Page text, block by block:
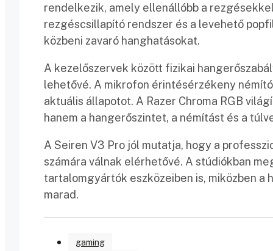
rendelkezik, amely ellenállóbb a
rezgéscsillapító rendszer és a levehető
közbeni zavaró hanghatásokat.
A kezelőszervek között fizikai
lehetővé. A mikrofon érintésérzékeny
aktuális állapotot. A Razer Chroma RGB
hanem a hangerőszintet, a némítást és a
A Seiren V3 Pro jól mutatja, hogy a
számára válnak elérhetővé. A stúdiókban
tartalomgyártók eszközeiben is, miközben
marad.
gaming